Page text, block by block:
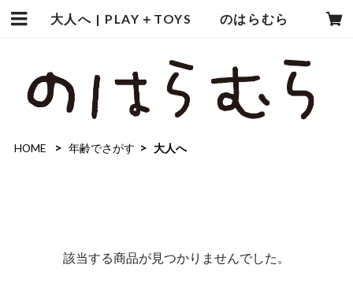
大人へ | PLAY＋TOYS のはらむら
HOME 年齢でさがす 大人へ
該当する商品が見つかりませんでした。